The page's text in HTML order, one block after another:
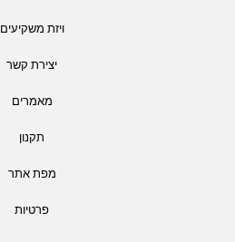
ויזת משקיעים
יצירת קשר
מאמרים
תקנון
מפת אתר
פרטיות